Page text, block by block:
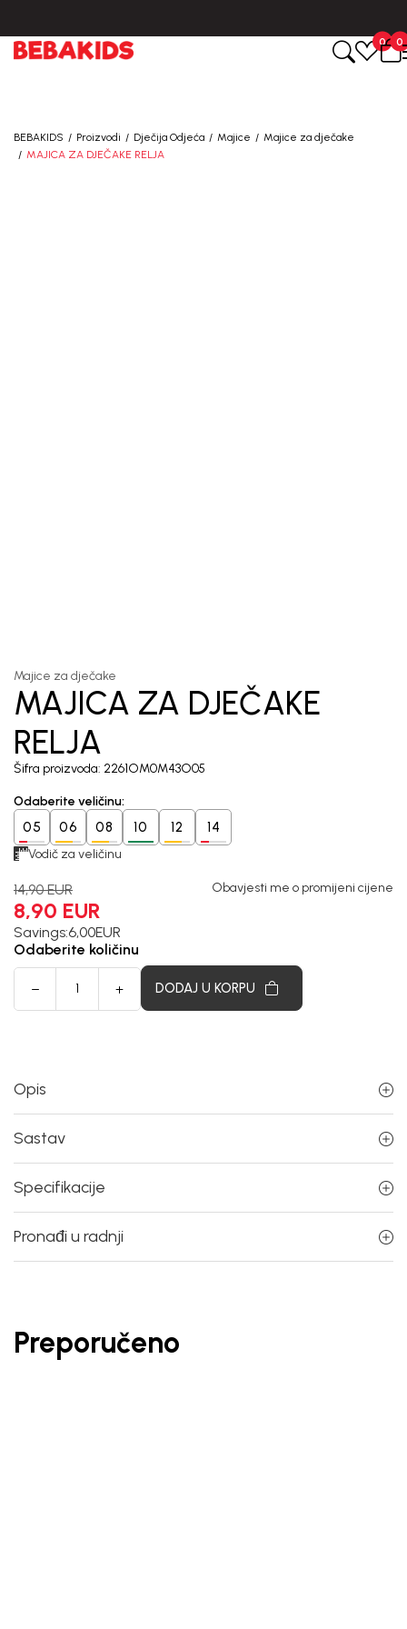
0 0
BEBAKIDS Proizvodi Dječija Odjeća Majice
Majice za dječake
MAJICA ZA DJEČAKE RELJA
Majice za dječake
MAJICA ZA DJEČAKE
RELJA
Šifra proizvoda: 2261OM0M43O05
Odaberite veličinu:
05 06 08 10 12 14
Vodič za veličinu
14,90 EUR
8,90 EUR
Savings:6,00EUR
Obavjesti me o promijeni cijene
Odaberite količinu
DODAJ U KORPU
Opis
Sastav
Specifikacije
Pronađi u radnji
Preporučeno